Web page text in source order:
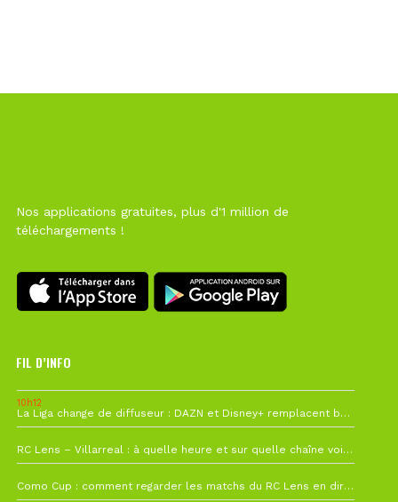
Nos applications gratuites, plus d'1 million de
téléchargements !
FIL D’INFO
10h12
La Liga change de diffuseur : DAZN et Disney+ remplacent beIN Sports !
RC Lens – Villarreal : à quelle heure et sur quelle chaîne voir la finale de la Como Cup ?
Como Cup : comment regarder les matchs du RC Lens en direct ?